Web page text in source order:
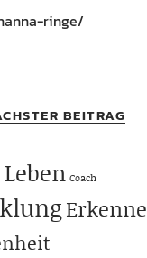
ringe/
BEITRAG
Coach
Erkenne